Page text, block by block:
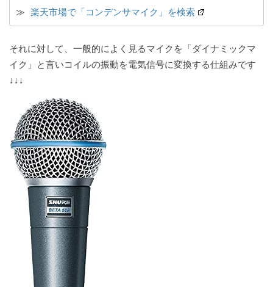
≫ 楽天市場で「コンデンサマイク」を検索
それに対して、一般的によく見るマイクを「ダイナミックマ
イク」と言いコイルの振動を電気信号に変換する仕組みです
↓↓↓